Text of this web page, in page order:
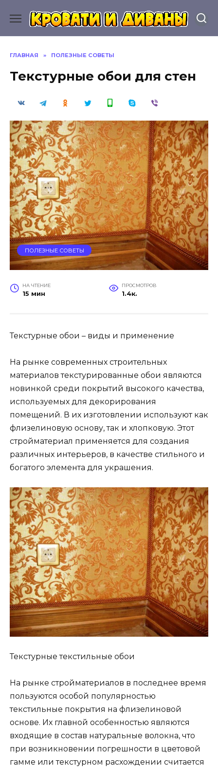
содержанию
ГЛАВНАЯ » ПОЛЕЗНЫЕ СОВЕТЫ
Текстурные обои для стен
ПОЛЕЗНЫЕ СОВЕТЫ
НА ЧТЕНИЕ
15 мин
ПРОСМОТРОВ
1.4к.
Текстурные обои – виды и применение
На рынке современных строительных
материалов текстурированные обои являются
новинкой среди покрытий высокого качества,
используемых для декорирования
помещений. В их изготовлении используют как
флизелиновую основу, так и хлопковую. Этот
стройматериал применяется для создания
различных интерьеров, в качестве стильного и
богатого элемента для украшения.
Текстурные текстильные обои
На рынке стройматериалов в последнее время
пользуются особой популярностью
текстильные покрытия на флизелиновой
основе. Их главной особенностью являются
входящие в состав натуральные волокна, что
при возникновении погрешности в цветовой
гамме или текстурном расхождении считается